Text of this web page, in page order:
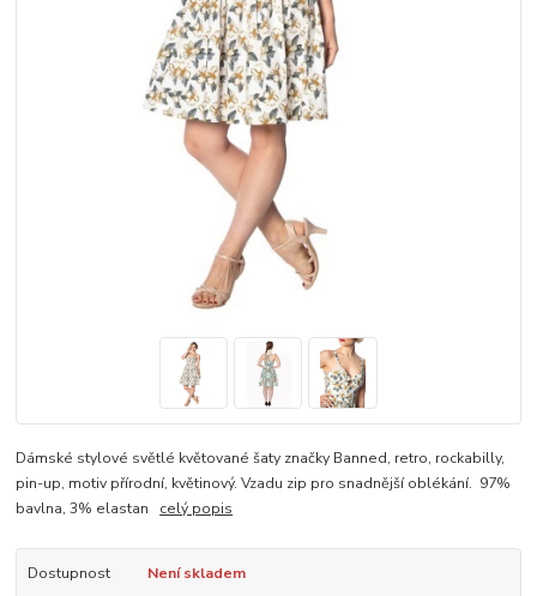
Dámské stylové světlé květované šaty značky Banned, retro, rockabilly,
pin-up, motiv přírodní, květinový. Vzadu zip pro snadnější oblékání. 97%
bavlna, 3% elastan celý popis
Dostupnost
Není skladem